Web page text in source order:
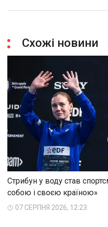
Схожі новини
Стрибун у воду став
собою і своєю країною»
07 СЕРПНЯ 2026, 12:23